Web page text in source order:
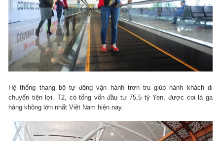
Hệ thống thang bộ tự động vận hành trơn tru giúp hành khách di
chuyển tiện lợi. T2, có tổng vốn đầu tư 75,5 tỷ Yen, được coi là ga
hàng không lớn nhất Việt Nam hiện nay.